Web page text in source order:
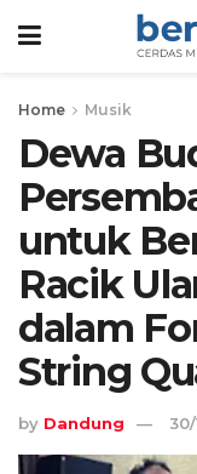
Home Musik
Dewa
untuk
Racik
dalam
String
by Dandung